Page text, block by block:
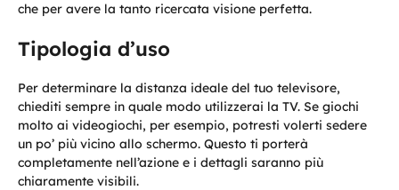
che per avere la tanto ricercata visione perfetta.
Tipologia d’uso
Per determinare la distanza ideale del tuo televisore,
chiediti sempre in quale modo utilizzerai la TV. Se giochi
molto ai videogiochi, per esempio, potresti volerti sedere
un po’ più vicino allo schermo. Questo ti porterà
completamente nell’azione e i dettagli saranno più
chiaramente visibili.